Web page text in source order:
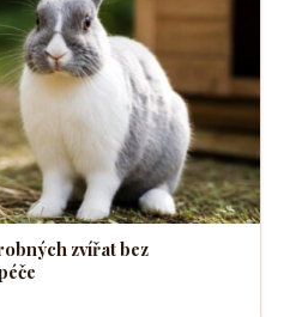
zvířat bez